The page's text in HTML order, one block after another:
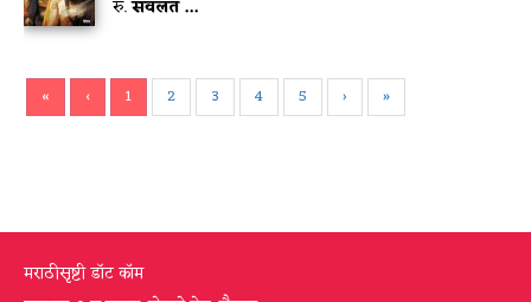
रु.सवलत ...
« ‹ 1 2 3 4 5 › »
मराठीसृष्टी डॉट कॉम